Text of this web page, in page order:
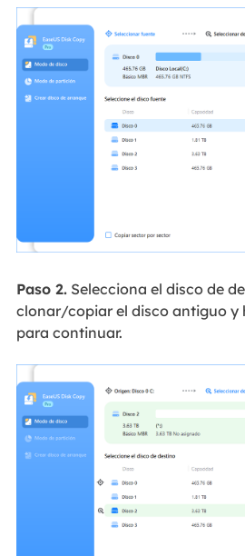
Paso 2.Selecciona el disco de
clonar/copiar el disco antiguo y
para continuar.